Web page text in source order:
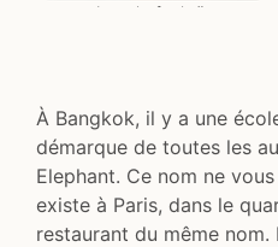
Les chefs thaïs
À Bangkok, il y a une
démarque de toutes les
Elephant. Ce nom ne
existe à Paris, dans le
restaurant du même nom.